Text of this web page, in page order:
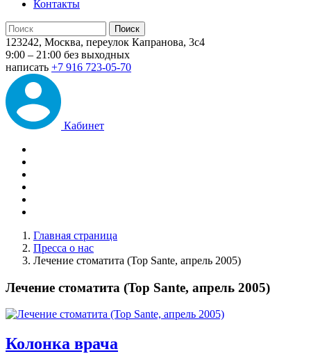
Контакты
123242, Москва, переулок Капранова, 3с4
9:00 – 21:00 без выходных
написать +7 916 723-05-70
Кабинет
Главная страница
Пресса о нас
Лечение стоматита (Top Sante, апрель 2005)
Лечение стоматита (Top Sante, апрель 2005)
Колонка врача